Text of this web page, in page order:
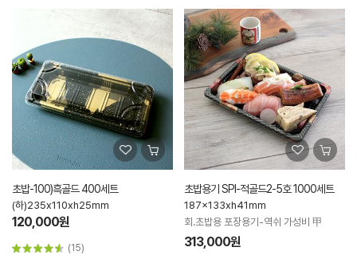
초밥-100)흑골드 400세트
(하)235x110xh25mm
120,000원
(15)
초밥용기 SPI-적골드2-5호 1000세트
187x133xh41mm
회.초밥용 포장용기-역쉬 가성비 甲
313,000원